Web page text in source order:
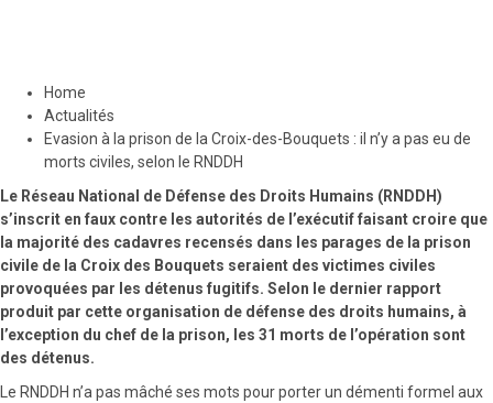
Home
Actualités
Evasion à la prison de la Croix-des-Bouquets : il n’y a pas eu de
morts civiles, selon le RNDDH
Le Réseau National de Défense des Droits Humains (RNDDH)
s’inscrit en faux contre les autorités de l’exécutif faisant croire que
la majorité des cadavres recensés dans les parages de la prison
civile de la Croix des Bouquets seraient des victimes civiles
provoquées par les détenus fugitifs. Selon le dernier rapport
produit par cette organisation de défense des droits humains, à
l’exception du chef de la prison, les 31 morts de l’opération sont
des détenus.
Le RNDDH n’a pas mâché ses mots pour porter un démenti formel aux